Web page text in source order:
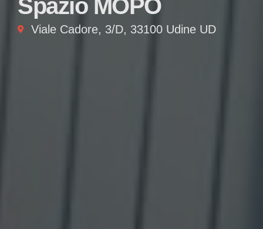
Spazio MOPO
Viale Cadore, 3/D, 33100 Udine UD